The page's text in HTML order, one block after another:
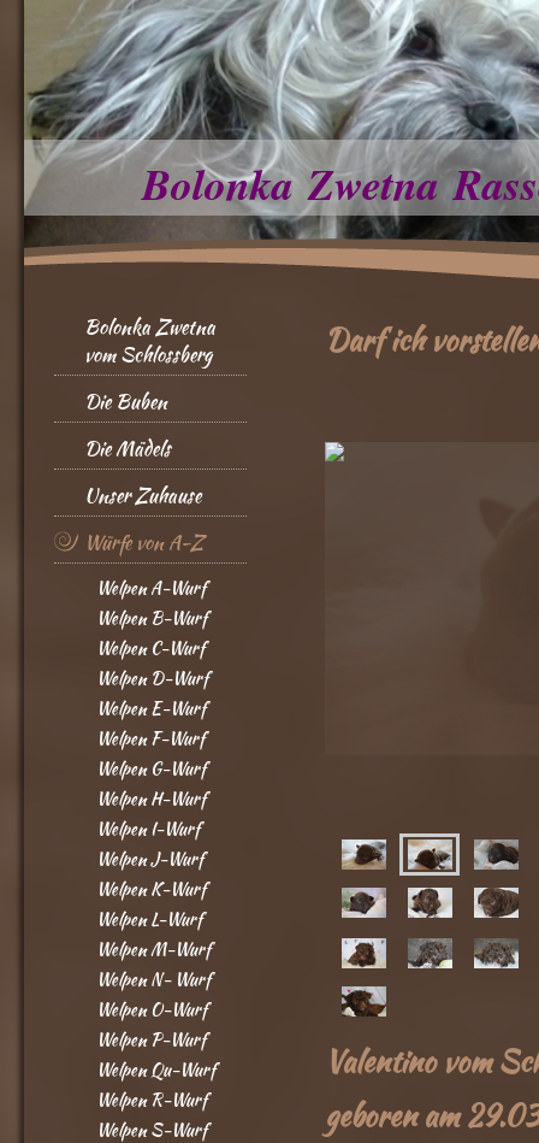
Bolonka Zwetna
Bolonka Zwetna
vom Schlossberg
Die Buben
Die Mädels
Unser Zuhause
Würfe von A-Z
Welpen A-Wurf
Welpen B-Wurf
Welpen C-Wurf
Welpen D-Wurf
Welpen E-Wurf
Welpen F-Wurf
Welpen G-Wurf
Welpen H-Wurf
Welpen I-Wurf
Welpen J-Wurf
Welpen K-Wurf
Welpen L-Wurf
Welpen M-Wurf
Welpen N- Wurf
Welpen O-Wurf
Welpen P-Wurf
Welpen Qu-Wurf
Welpen R-Wurf
Welpen S-Wurf
Darf ich
Valentino vom
geboren am